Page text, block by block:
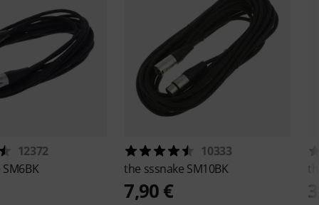
12372
SM6BK
10333
the sssnake SM10BK
7,90 €